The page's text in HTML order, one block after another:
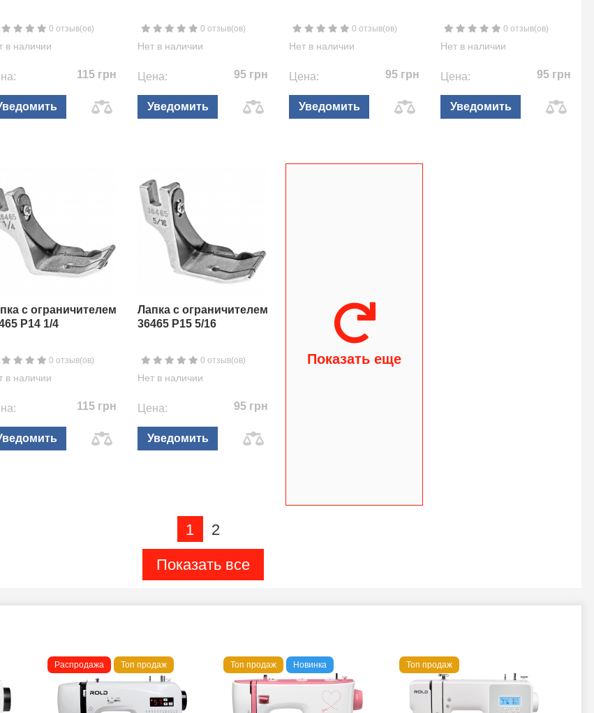
0 отзыв(ов)
в наличии
115 грн
0 отзыв(ов)
Нет в наличии
Цена: 95 грн
Уведомить
0 отзыв(ов)
Нет в наличии
Цена: 95 грн
Уведомить
0 отзыв(ов)
Нет в наличии
Цена: 95 грн
Уведомить
с ограничителем
P14 1/4
0 отзыв(ов)
в наличии
115 грн
Лапка с ограничителем
36465 P15 5/16
0 отзыв(ов)
Нет в наличии
Цена: 95 грн
Уведомить
Показать еще
1
2
Показать все
Распродажа Топ продаж Топ продаж Новинка Топ продаж